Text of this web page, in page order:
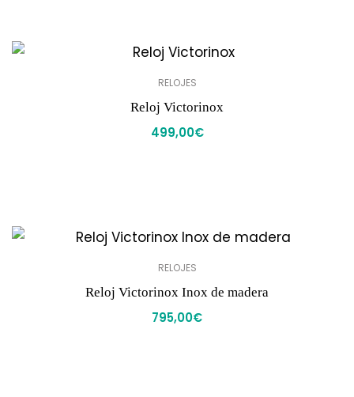
RELOJES
Reloj Victorinox
499,00€
RELOJES
Reloj Victorinox Inox de madera
795,00€